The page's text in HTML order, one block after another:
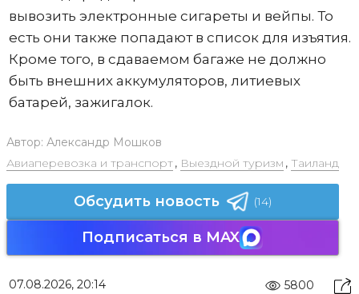
вывозить электронные сигареты и вейпы. То
есть они также попадают в список для изъятия.
Кроме того, в сдаваемом багаже не должно
быть внешних аккумуляторов, литиевых
батарей, зажигалок.
Автор: Александр Мошков
Авиаперевозка и транспорт, Выездной туризм , Таиланд
Обсудить новость (14)
Подписаться в MAX
07.08.2026, 20:14 5800